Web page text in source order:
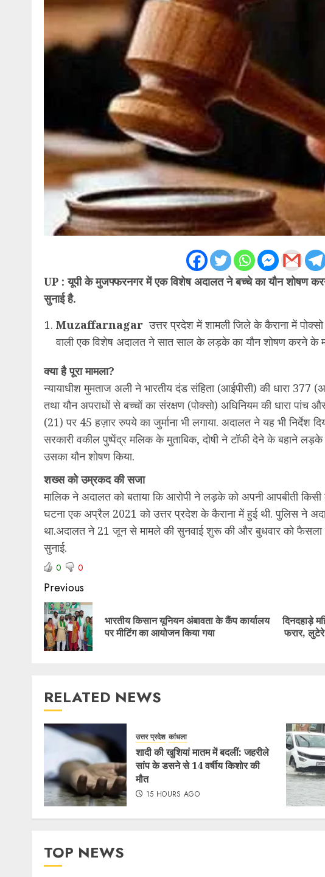
UP : यूपी के मुजफ्फरनगर में एक विशेष अदालत ने बच्चे का यौन शोषण
सुनाई है.
Muzaffarnagar उत्तर प्रदेश में शामली जिले के कैराना में
वाली एक विशेष अदालत ने सात साल के लड़के का यौन शोषण करने के
क्या है पूरा मामला?
न्यायाधीश मुमताज अली ने भारतीय दंड संहिता (आईपीसी) की धारा
तथा यौन अपराधों से बच्चों का संरक्षण (पोक्सो) अधिनियम की धारा पांच
(21) पर 45 हज़ार रुपये का जुर्माना भी लगाया. अदालत ने यह भी निर्देश
सरकारी वकील पुष्पेंद्र मलिक के मुताबिक, दोषी ने टॉफी देने के बहाने
उसका यौन शोषण किया.
शख्स को उम्रकद की सजा
मालिक ने अदालत को बताया कि आरोपी ने लड़के को अपनी आपबीती
घटना एक अप्रैल 2021 को उत्तर प्रदेश के कैराना में हुई थी. पुलिस ने
था.अदालत ने 21 जून से मामले की सुनवाई शुरू की और बुधवार को फैसला
सुनाई.
0 0
Previous
भारतीय किसान यूनियन अंबावता के कैंप कार्यालय
पर मीटिंग का आयोजन किया गया
दिनदहाड़े
फरार,
RELATED NEWS
उत्तर प्रदेश कांधला
शादी की खुशियां मातम में बदलीं: जहरीले
सांप के डसने से 14 वर्षीय किशोर की
मौत
15 HOURS AGO
TOP NEWS